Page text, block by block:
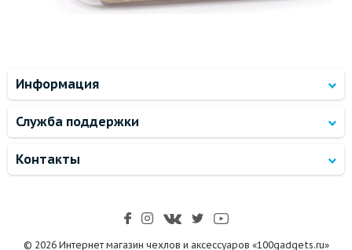
Информация
Служба поддержки
Контакты
© 2026 Интернет магазин чехлов и аксессуаров «100gadgets.ru»